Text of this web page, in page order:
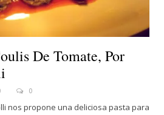
De Tomate, Por
0
nos propone una deliciosa pasta para